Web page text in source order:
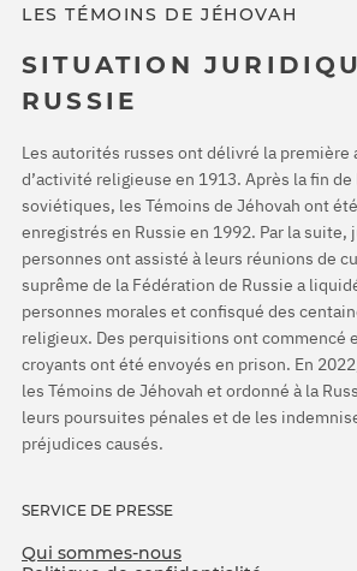
LES TÉMOINS DE JÉHOVAH
SITUATION
RUSSIE
Les autorités russes ont délivré la première
d’activité religieuse en 1913. Après la fin de
soviétiques, les Témoins de Jéhovah ont
enregistrés en Russie en 1992. Par la suite,
personnes ont assisté à leurs réunions de
suprême de la Fédération de Russie a
personnes morales et confisqué des
religieux. Des perquisitions ont commencé
croyants ont été envoyés en prison. En
les Témoins de Jéhovah et ordonné à la
leurs poursuites pénales et de les
préjudices causés.
SERVICE DE PRESSE
Qui sommes-nous